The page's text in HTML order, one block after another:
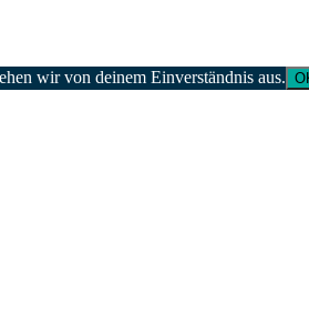
wir von deinem Einverständnis aus.